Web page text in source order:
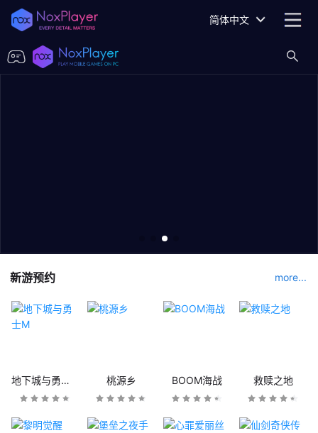
简体中文
新游预约 more...
地下城与勇士M 桃源乡 BOOM海战 救赎之地